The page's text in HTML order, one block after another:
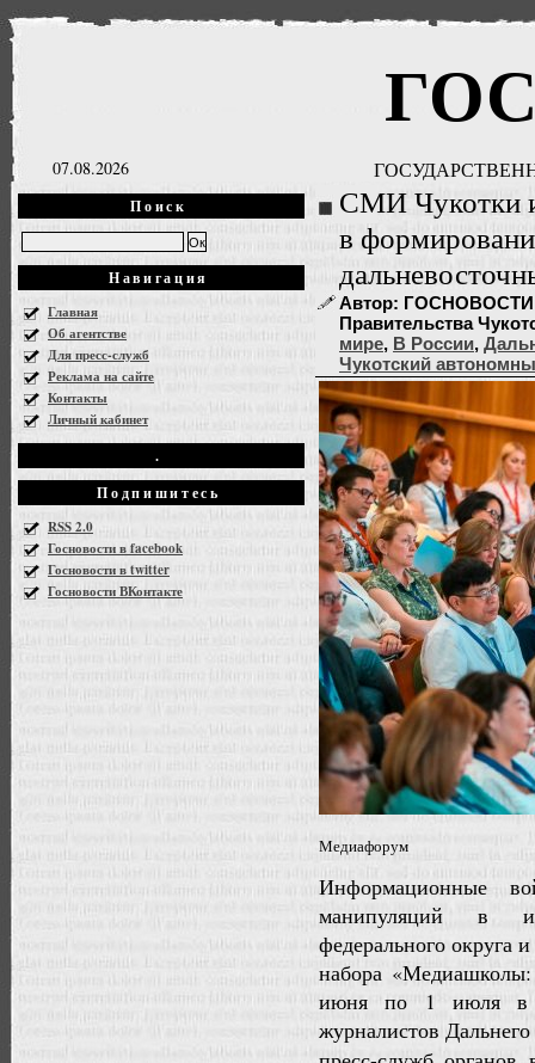
07.08.2026
Поиск
Навигация
Главная
Об агентстве
Для пресс-служб
Реклама на сайте
Контакты
Личный кабинет
.
Подпишитесь
RSS 2.0
Госновости в facebook
Госновости в twitter
Госновости ВКонтакте
СМИ Чукотки
в
Автор: ГОСНОВОСТИ,
Правительства
мире, В России,
Чукотский
Медиафорум
Информационные
манипуляций в
федерального округа
набора
июня по 1 июля в
журналистов